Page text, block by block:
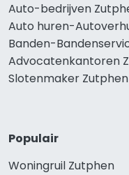
Auto-bedrijven
Auto huren-
Banden-
Advocatenkantoren
Slotenmaker Zutphen
Populair
Woningruil Zutphen